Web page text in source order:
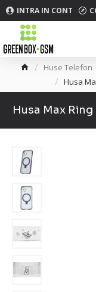
INTRA IN CONT
Huse Telefon
Husa
Husa Max